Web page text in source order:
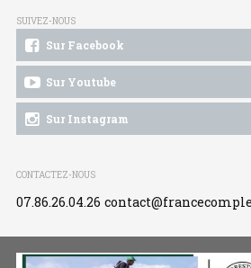
SUIVEZ-NOUS
Sur Facebook
Sur Youtube
Sur Instagram
CONTACTEZ-NOUS
07.86.26.04.26